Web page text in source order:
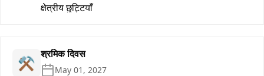
क्षेत्रीय छुट्टियाँ
⚒️ श्रमिक दिवस
May 01, 2027